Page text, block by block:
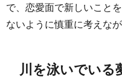
で、恋愛面で新しいこと
ないように慎重に考えな
川を泳いでいる